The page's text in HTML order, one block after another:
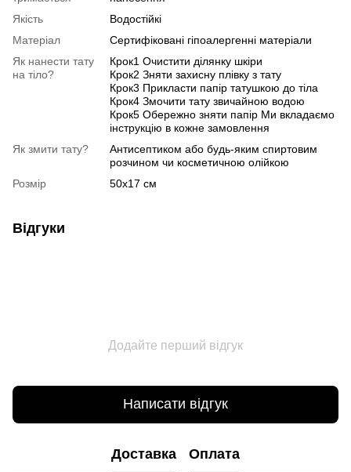
Якість
Водостійкі
Матеріал
Сертифіковані гіпоалергенні матеріали
Як нанести тату
на тіло?
Крок1 Очистити ділянку шкіри
Крок2 Зняти захисну плівку з тату
Крок3 Прикласти папір татушкою до тіла
Крок4 Змочити тату звичайною водою
Крок5 Обережно зняти папір Ми вкладаємо
інструкцію в кожне замовлення
Як змити тату?
Антисептиком або будь-яким спиртовим
розчином чи косметичною олійкою
Розмір
50х17 см
Відгуки
Додайте перший відгук
Написати відгук
Доставка Оплата